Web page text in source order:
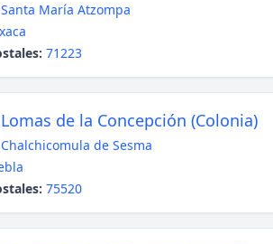
Santa María Atzompa
71223
Lomas de la Concepción (Colonia)
Chalchicomula de Sesma
75520